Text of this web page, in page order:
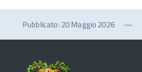
Pubblicato: 20 Maggio 2026 —